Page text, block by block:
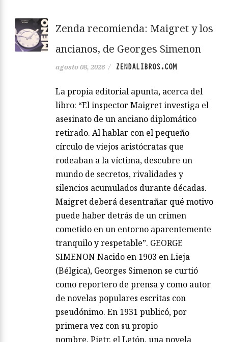
Zenda recomienda: Maigret y los
ancianos, de Georges Simenon
agosto 08, 2026 / ZENDALIBROS.COM
La propia editorial apunta, acerca del
libro: “El inspector Maigret investiga el
asesinato de un anciano diplomático
retirado. Al hablar con el pequeño
círculo de viejos aristócratas que
rodeaban a la víctima, descubre un
mundo de secretos, rivalidades y
silencios acumulados durante décadas.
Maigret deberá desentrañar qué motivo
puede haber detrás de un crimen
cometido en un entorno aparentemente
tranquilo y respetable”. GEORGE
SIMENON Nacido en 1903 en Lieja
(Bélgica), Georges Simenon se curtió
como reportero de prensa y como autor
de novelas populares escritas con
pseudónimo. En 1931 publicó, por
primera vez con su propio
nombre, Pietr, el Letón, una novela